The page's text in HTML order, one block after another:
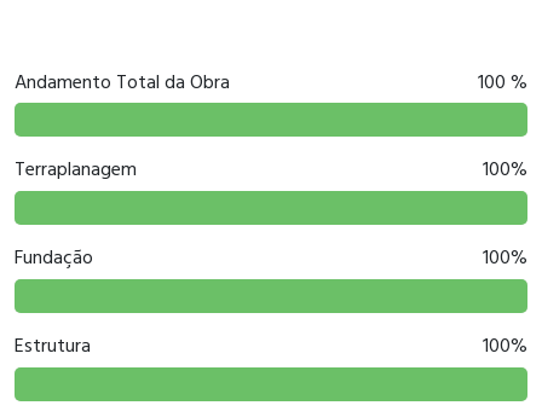
Andamento Total da Obra 100 %
Terraplanagem 100%
Fundação 100%
Estrutura 100%